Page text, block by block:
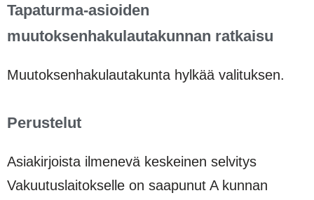
Tapaturma-asioiden
muutoksenhakulautakunnan ratkaisu
Muutoksenhakulautakunta hylkää valituksen.
Perustelut
Asiakirjoista ilmenevä keskeinen selvitys
Vakuutuslaitokselle on saapunut A kunnan